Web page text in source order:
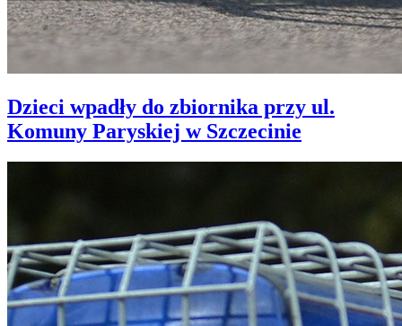
Dzieci wpadły do zbiornika przy ul.
Komuny Paryskiej w Szczecinie